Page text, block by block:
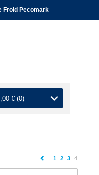
Froid Pecomark
€ (0)
1 2 3 4(current)